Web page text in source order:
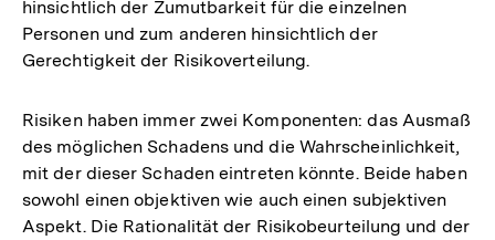
hinsichtlich der Zumutbarkeit für die einzelnen
Personen und zum anderen hinsichtlich der
Gerechtigkeit der Risikoverteilung.
Risiken haben immer zwei Komponenten: das Ausmaß
des möglichen Schadens und die Wahrscheinlichkeit,
mit der dieser Schaden eintreten könnte. Beide haben
sowohl einen objektiven wie auch einen subjektiven
Aspekt. Die Rationalität der Risikobeurteilung und der